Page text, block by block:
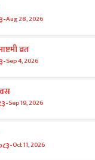
-Aug 28, 2026
व्रत
-Sep 4, 2026
-Sep 19, 2026
-Oct 11, 2026